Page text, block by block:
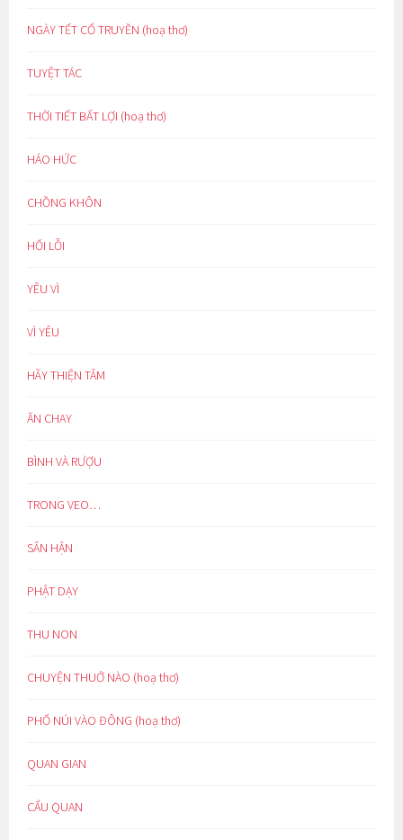
NGÀY TẾT CỔ TRUYỀN (hoạ thơ)
TUYỆT TÁC
THỜI TIẾT BẤT LỢI (hoạ thơ)
HÁO HỨC
CHỒNG KHÔN
HỐI LỖI
YÊU VÌ
VÌ YÊU
HÃY THIỆN TÂM
ĂN CHAY
BÌNH VÀ RƯỢU
TRONG VEO…
SÂN HẬN
PHẬT DẠY
THU NON
CHUYỆN THUỞ NÀO (hoạ thơ)
PHỐ NÚI VÀO ĐÔNG (hoạ thơ)
QUAN GIAN
CẨU QUAN